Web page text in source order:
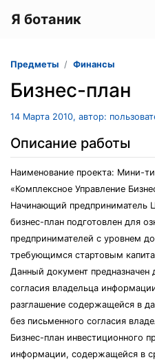
Я ботаник
Предметы Финансы
Бизнес-план
14 Марта 2010, автор:
Описание работы
Наименование проекта: Мини-
«Комплексное Управление
Начинающий предприниматель
бизнес-план подготовлен для
предпринимателей с уровнем
требующимся стартовым
Данный документ
согласия владельца
разглашение содержащейся в
без письменного согласия
Бизнес-план инвестиционного
информации, содержащейся в